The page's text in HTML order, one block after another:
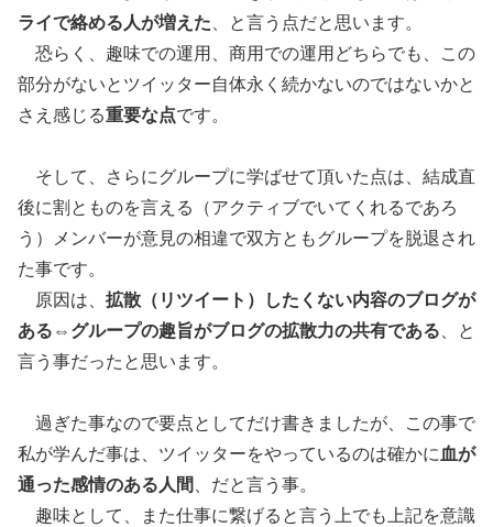
ライで絡める人が増えた 、と言う点だと思います。
恐らく、趣味での運用、商用での運用どちらでも、この
部分がないとツイッター自体永く続かないのではないかと
さえ感じる重要な点です。
そして、さらにグループに学ばせて頂いた点は、結成直
後に割とものを言える（アクティブでいてくれるであろ
う）メンバーが意見の相違で双方ともグループを脱退され
た事です。
原因は、 拡散（リツイート）したくない内容のブログが
ある ⇔ グループの趣旨がブログの拡散力の共有である 、と
言う事だったと思います。
過ぎた事なので要点としてだけ書きましたが、この事で
私が学んだ事は、ツイッターをやっているのは確かに 血が
通った感情のある人間
、だと言う事。
趣味として、また仕事に繋げると言う上でも上記を意識